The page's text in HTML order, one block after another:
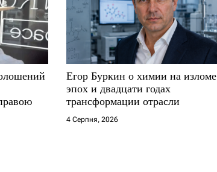
Егор Буркин о химии на изломе
эпох и двадцати годах
трансформации отрасли
4 Серпня, 2026